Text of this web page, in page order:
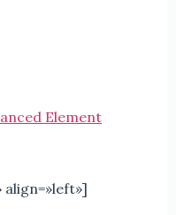
Element